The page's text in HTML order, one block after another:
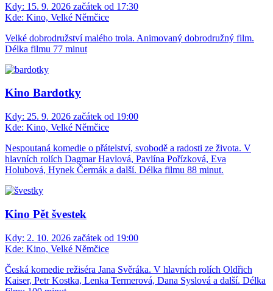
Kdy: 15. 9. 2026 začátek od 17:30
Kde: Kino, Velké Němčice
Velké dobrodružství malého trola. Animovaný dobrodružný film.
Délka filmu 77 minut
Kino Bardotky
Kdy: 25. 9. 2026 začátek od 19:00
Kde: Kino, Velké Němčice
Nespoutaná komedie o přátelství, svobodě a radosti ze života. V
hlavních rolích Dagmar Havlová, Pavlína Pořízková, Eva
Holubová, Hynek Čermák a další. Délka filmu 88 minut.
Kino Pět švestek
Kdy: 2. 10. 2026 začátek od 19:00
Kde: Kino, Velké Němčice
Česká komedie režiséra Jana Svěráka. V hlavních rolích Oldřich
Kaiser, Petr Kostka, Lenka Termerová, Dana Syslová a další. Délka